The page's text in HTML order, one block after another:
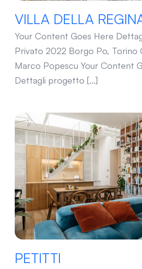
VILLA DELLA
Your Content Goes Here
Privato 2022 Borgo Po, Torino
Marco Popescu Your Content
Dettagli progetto [...]
PETITTI
PETITTI